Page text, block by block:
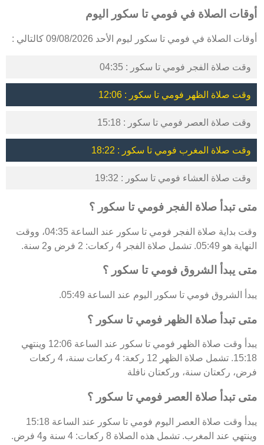
أوقات الصلاة في فومي تا سكور اليوم
أوقات الصلاة في فومي تا سكور ليوم الأحد 09/08/2026 كالتالي :
وقت صلاة الفجر فومي تا سكور : 04:35
وقت صلاة الظهر فومي تا سكور : 12:06
وقت صلاة العصر فومي تا سكور : 15:18
وقت صلاة المغرب فومي تا سكور : 18:22
وقت صلاة العشاء فومي تا سكور : 19:32
متى تبدأ صلاة الفجر فومي تا سكور ؟
وقت بداية صلاة الفجر فومي تا سكور عند الساعة 04:35، ووقت
النهاية هو 05:49. تشمل صلاة الفجر 4 ركعات: 2 فرض و2 سنة.
متى يبدأ الشروق فومي تا سكور ؟
يبدأ الشروق فومي تا سكور اليوم عند الساعة 05:49.
متى تبدأ صلاة الظهر فومي تا سكور ؟
يبدأ وقت صلاة الظهر فومي تا سكور عند الساعة 12:06 وينتهي
15:18. تشمل صلاة الظهر 12 ركعة: 4 ركعات سنة، 4 ركعات
فرض، ركعتان سنة، وركعتان نافلة
متى تبدأ صلاة العصر فومي تا سكور ؟
يبدأ وقت صلاة العصر اليوم فومي تا سكور عند الساعة 15:18
وينتهي عند المغرب. تشمل هذه الصلاة 8 ركعات: 4 سنة و4 فرض.